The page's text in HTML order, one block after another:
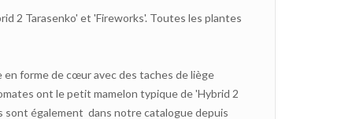
2 Tarasenko' et 'Fireworks'. Toutes les plantes
en forme de cœur avec des taches de liège
ont le petit mamelon typique de 'Hybrid 2
sont également dans notre catalogue depuis